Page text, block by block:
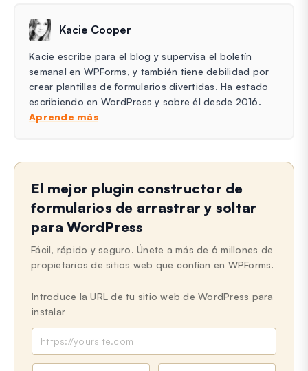
Kacie Cooper
Kacie escribe para el blog y supervisa el boletín
semanal en WPForms, y también tiene debilidad por
crear plantillas de formularios divertidas. Ha estado
escribiendo en WordPress y sobre él desde 2016.
Aprende más
El mejor plugin constructor de
formularios de arrastrar y soltar
para WordPress
Fácil, rápido y seguro. Únete a más de 6 millones de
propietarios de sitios web que confían en WPForms.
Introduce la URL de tu sitio web de WordPress para
instalar